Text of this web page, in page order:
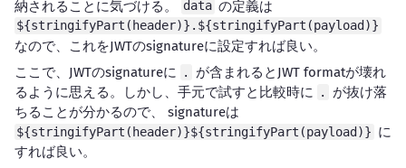
納されることに気づける。 data の定義は
${stringifyPart(header)}.${stringifyPart(payload)}
なので、これをJWTのsignatureに設定すれば良い。
ここで、JWTのsignatureに
.
が含まれるとJWT formatが壊れ
るように思える。しかし、手元で試すと比較時に
.
が抜け落
ちることが分かるので、 signatureは
${stringifyPart(header)}${stringifyPart(payload)} に
すれば良い。